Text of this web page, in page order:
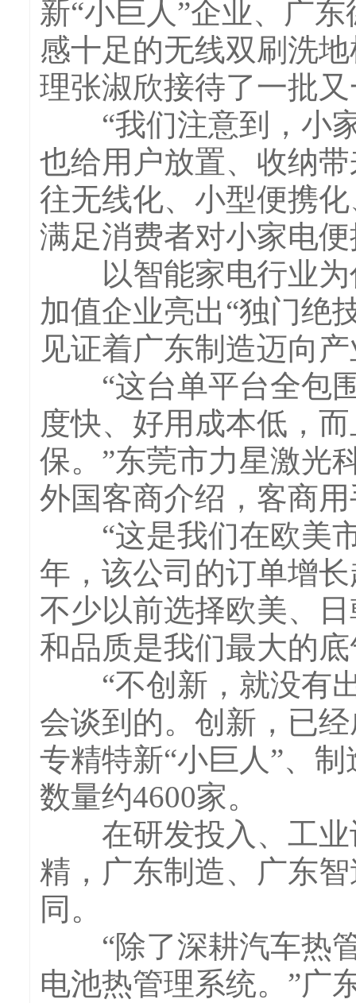
新“小巨人”企业、广
感十足的无线双刷洗
理张淑欣接待了一批
“我们注意到，小家
也给用户放置、收纳
往无线化、小型便携
满足消费者对小家电
以智能家电行业为
加值企业亮出“独门绝
见证着广东制造迈向
“这台单平台全包围
度快、好用成本低，
保。”东莞市力星激光
外国客商介绍，客商
“这是我们在欧美市
年，该公司的订单增
不少以前选择欧美、
和品质是我们最大的底
“不创新，就没有出
会谈到的。创新，已
专精特新“小巨人”、
数量约4600家。
在研发投入、工业
精，广东制造、广东
同。
“除了深耕汽车热管
电池热管理系统。”广